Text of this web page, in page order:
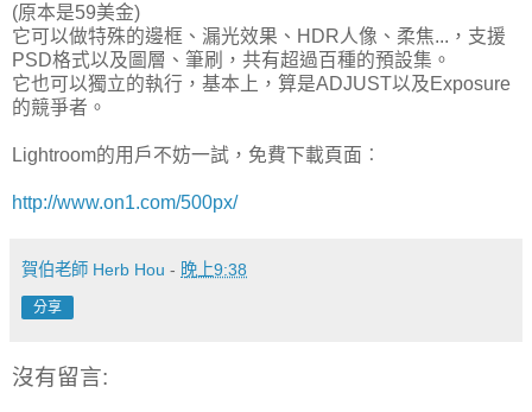
(原本是59美金)
它可以做特殊的邊框、漏光效果、HDR人像、柔焦...，支援
PSD格式以及圖層、筆刷，共有超過百種的預設集。
它也可以獨立的執行，基本上，算是ADJUST以及Exposure
的競爭者。
Lightroom的用戶不妨一試，免費下載頁面︰
http://www.on1.com/500px/
賀伯老師 Herb Hou - 晚上9:38
分享
沒有留言: